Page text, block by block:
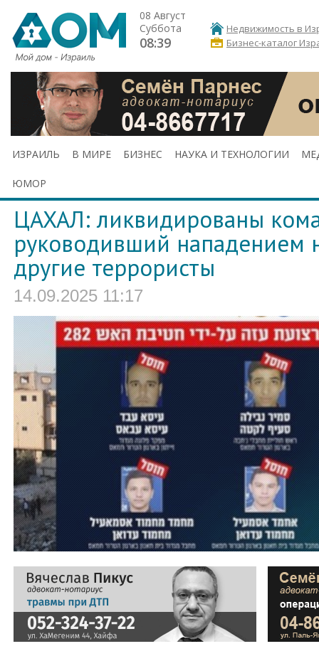
08 Август
Суббота
08:39
Недвижимость в
Бизнес-каталог
ИЗРАИЛЬ В МИРЕ БИЗНЕС НАУКА И ТЕХНОЛОГИИ
ЮМОР
ЦАХАЛ: ликвидированы
руководивший нападением
другие террористы
14.09.2025 11:17